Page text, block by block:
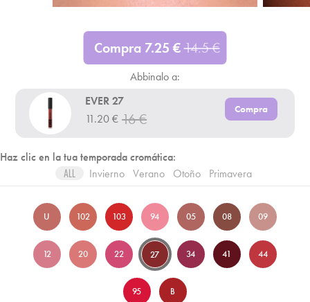
Compra 7.25 €14.5€
Abbinalo a:
EVER 27
11.20€ 16€
Compra
Haz clic en la tua temporada cromática:
ALL Invierno Verano Otoño Primavera
U 102 103 94 05 08 09
12 20 22 27 34 41 44
95 B